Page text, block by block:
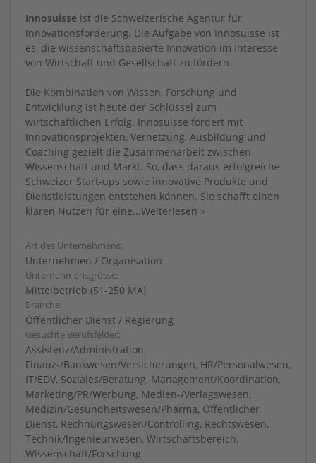
Innosuisse ist die Schweizerische Agentur für
Innovationsförderung. Die Aufgabe von Innosuisse ist
es, die wissenschaftsbasierte Innovation im Interesse
von Wirtschaft und Gesellschaft zu fördern.
Die Kombination von Wissen, Forschung und
Entwicklung ist heute der Schlüssel zum
wirtschaftlichen Erfolg. Innosuisse fördert mit
Innovationsprojekten, Vernetzung, Ausbildung und
Coaching gezielt die Zusammenarbeit zwischen
Wissenschaft und Markt. So, dass daraus erfolgreiche
Schweizer Start-ups sowie innovative Produkte und
Dienstleistungen entstehen können. Sie schafft einen
klaren Nutzen für eine...Weiterlesen »
Art des Unternehmens:
Unternehmen / Organisation
Unternehmensgrösse:
Mittelbetrieb (51-250 MA)
Branche:
Öffentlicher Dienst / Regierung
Gesuchte Berufsfelder:
Assistenz/Administration,
Finanz-/Bankwesen/Versicherungen, HR/Personalwesen,
IT/EDV, Soziales/Beratung, Management/Koordination,
Marketing/PR/Werbung, Medien-/Verlagswesen,
Medizin/Gesundheitswesen/Pharma, Öffentlicher
Dienst, Rechnungswesen/Controlling, Rechtswesen,
Technik/Ingenieurwesen, Wirtschaftsbereich,
Wissenschaft/Forschung